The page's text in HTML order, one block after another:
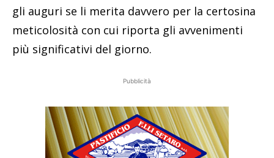
gli auguri se li merita davvero per la certosina
meticolosità con cui riporta gli avvenimenti
più significativi del giorno.
Pubblicità